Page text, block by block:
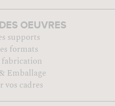
DES OEUVRES
supports
formats
fabrication
Emballage
vos cadres